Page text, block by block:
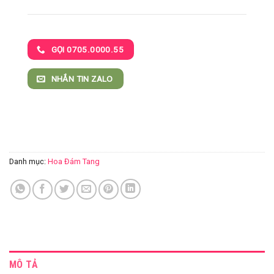
GỌI 0705.0000.55
NHẮN TIN ZALO
Danh mục: Hoa Đám Tang
MÔ TẢ